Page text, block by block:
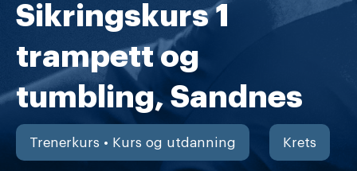
Sikringskurs 1
trampett og
tumbling, Sandnes
Trenerkurs • Kurs og utdanning Krets